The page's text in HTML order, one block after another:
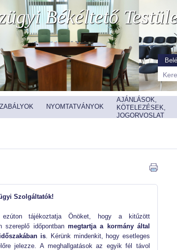
Békéltető
NYOMTATVÁNYOK
AJÁNLÁSOK,
KÖTELEZÉSEK,
JOGORVOSLAT
Szolgáltatók!
tájékoztatja Önöket, hogy a kitűzött
szereplő időpontban megtartja a kormány által
is. Kérünk mindenkit, hogy esetleges
jelezze. A meghallgatások az egyik fél távol